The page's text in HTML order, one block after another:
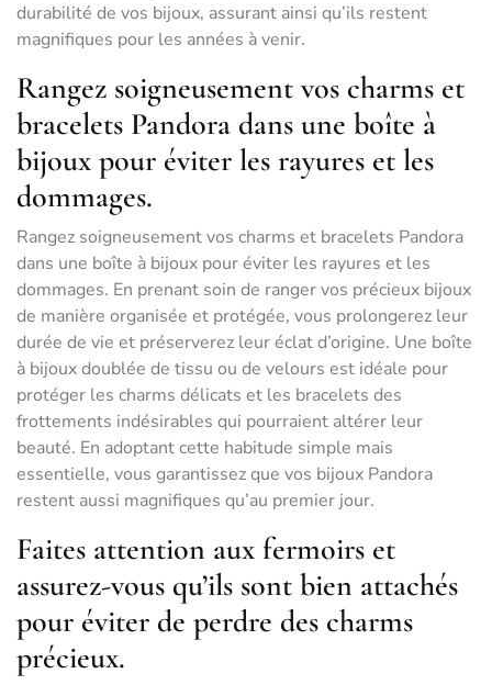
durabilité de vos bijoux, assurant ainsi qu’ils restent
magnifiques pour les années à venir.
Rangez soigneusement vos charms et
bracelets Pandora dans une boîte à
bijoux pour éviter les rayures et les
dommages.
Rangez soigneusement vos charms et bracelets Pandora
dans une boîte à bijoux pour éviter les rayures et les
dommages. En prenant soin de ranger vos précieux bijoux
de manière organisée et protégée, vous prolongerez leur
durée de vie et préserverez leur éclat d’origine. Une boîte
à bijoux doublée de tissu ou de velours est idéale pour
protéger les charms délicats et les bracelets des
frottements indésirables qui pourraient altérer leur
beauté. En adoptant cette habitude simple mais
essentielle, vous garantissez que vos bijoux Pandora
restent aussi magnifiques qu’au premier jour.
Faites attention aux fermoirs et
assurez-vous qu’ils sont bien attachés
pour éviter de perdre des charms
précieux.